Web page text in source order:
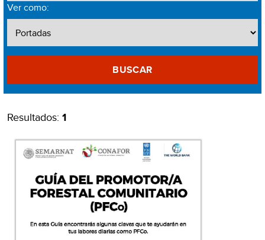
Ver como:
BUSCAR
Resultados: 1